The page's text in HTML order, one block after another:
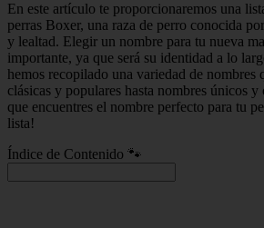
En este artículo te proporcionaremos una
perras Boxer, una raza de perro conocida
y lealtad. Elegir un nombre para tu nueva
importante, ya que será su identidad a lo
hemos recopilado una variedad de nombres
clásicas y populares hasta nombres únicos y
que encuentres el nombre perfecto para tu
lista!
Índice de Contenido 🐾